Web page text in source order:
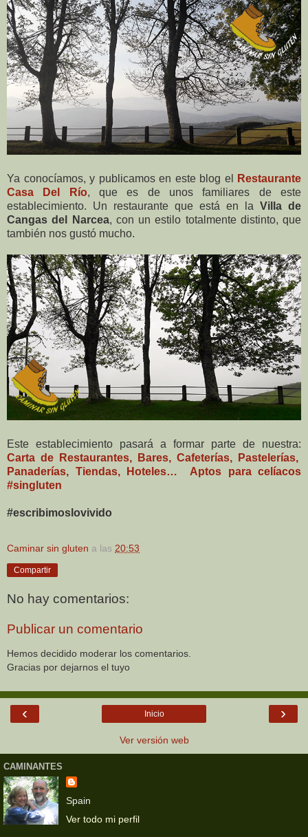
Ya conocíamos, y publicamos en este blog el
Restaurante
Casa Del Río, que es de unos familiares de este
establecimiento. Un restaurante que está en la Villa de
Cangas del Narcea, con un estilo totalmente distinto, que
también nos gustó mucho.
Este establecimiento pasará a formar parte de nuestra:
Carta de Restaurantes, Bares, Cafeterías, Pastelerías,
Panaderías, Tiendas, Hoteles… Aptos para celíacos
#singluten
#escribimoslovivido
Caminar sin gluten a las 20:53
Compartir
No hay comentarios:
Publicar un comentario
Hemos decidido moderar los comentarios.
Gracias por dejarnos el tuyo
‹ ›
Inicio
Ver versión web
CAMINANTES
Spain
Ver todo mi perfil